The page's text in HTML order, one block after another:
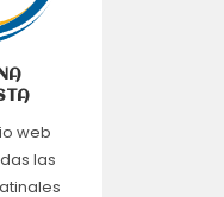
web
las